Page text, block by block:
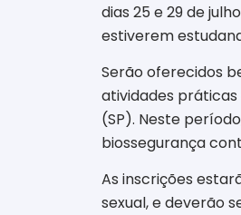
dias 25 e 29 de julho
estiverem
Serão oferecidos
atividades práticas
(SP). Neste
biossegurança
As inscrições
sexual, e deverão